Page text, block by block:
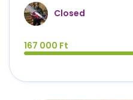
Closed
167 000 Ft